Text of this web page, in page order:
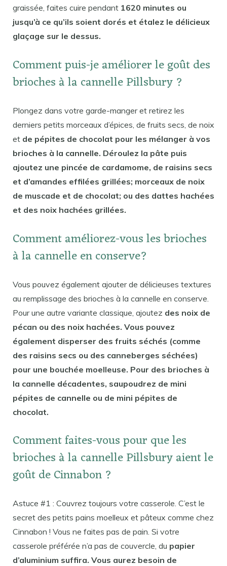
graissée, faites cuire pendant 1620 minutes ou
jusqu’à ce qu’ils soient dorés et étalez le délicieux
glaçage sur le dessus.
Comment puis-je améliorer le goût des
brioches à la cannelle Pillsbury ?
Plongez dans votre garde-manger et retirez les
derniers petits morceaux d’épices, de fruits secs, de noix
et de pépites de chocolat pour les mélanger à vos
brioches à la cannelle. Déroulez la pâte puis
ajoutez une pincée de cardamome, de raisins secs
et d’amandes effilées grillées; morceaux de noix
de muscade et de chocolat; ou des dattes hachées
et des noix hachées grillées.
Comment améliorez-vous les brioches
à la cannelle en conserve?
Vous pouvez également ajouter de délicieuses textures
au remplissage des brioches à la cannelle en conserve.
Pour une autre variante classique, ajoutez des noix de
pécan ou des noix hachées. Vous pouvez
également disperser des fruits séchés (comme
des raisins secs ou des canneberges séchées)
pour une bouchée moelleuse. Pour des brioches à
la cannelle décadentes, saupoudrez de mini
pépites de cannelle ou de mini pépites de
chocolat.
Comment faites-vous pour que les
brioches à la cannelle Pillsbury aient le
goût de Cinnabon ?
Astuce #1 : Couvrez toujours votre casserole. C’est le
secret des petits pains moelleux et pâteux comme chez
Cinnabon ! Vous ne faites pas de pain. Si votre
casserole préférée n’a pas de couvercle, du papier
d’aluminium suffira. Vous aurez besoin de